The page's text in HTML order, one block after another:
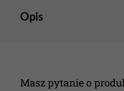
Opis
Masz pytanie o